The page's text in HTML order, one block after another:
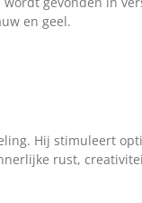
en geel.
Hij stimuleert
rust,